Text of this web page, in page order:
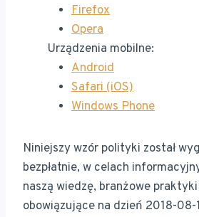
Firefox
Opera
Urządzenia mobilne:
Android
Safari (iOS)
Windows Phone
Niniejszy wzór polityki został
bezpłatnie, w celach
naszą wiedzę, branżowe
obowiązujące na dzień 2018-